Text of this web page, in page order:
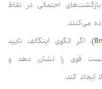
احتمالی در نقاط
می‌کنند.
: اگر الگوی اینگالف تایید
قوی را نشان دهد و
ایجاد کند.